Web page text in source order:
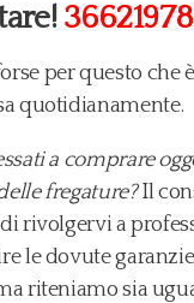
per questo che
quotidianamente.
a comprare
fregature?Il
rivolgervi a
le dovute
riteniamo sia